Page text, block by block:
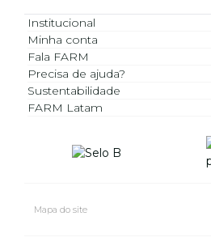
Institucional
Minha conta
Fala FARM
Precisa de ajuda?
Sustentabilidade
FARM Latam
Mapa do site